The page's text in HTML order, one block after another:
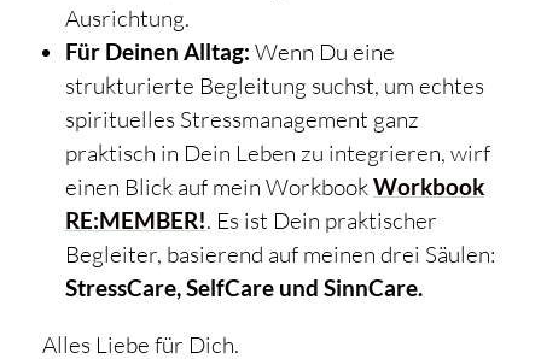
Ausrichtung.
Für Deinen Alltag: Wenn Du eine
strukturierte Begleitung suchst, um echtes
spirituelles Stressmanagement ganz
praktisch in Dein Leben zu integrieren, wirf
einen Blick auf mein WorkbookWorkbook
RE:MEMBER!. Es ist Dein praktischer
Begleiter, basierend auf meinen drei Säulen:
StressCare, SelfCare und SinnCare.
Alles Liebe für Dich.